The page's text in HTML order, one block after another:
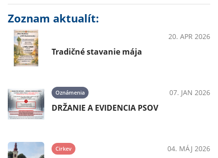
Zoznam aktualít:
20. APR 2026
Tradičné stavanie mája
Oznámenia 07. JAN 2026
DRŽANIE A EVIDENCIA PSOV
Cirkev 04. MÁJ 2026